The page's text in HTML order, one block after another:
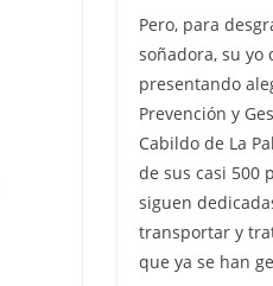
Pero, para
soñadora, su yo
presentando
Prevención y
Cabildo de La
de sus casi 500
siguen
transportar y
que ya se han